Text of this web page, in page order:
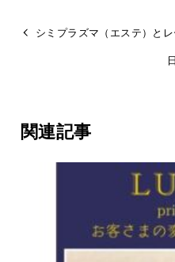
シミプラズマ（エステ）と
関連記事